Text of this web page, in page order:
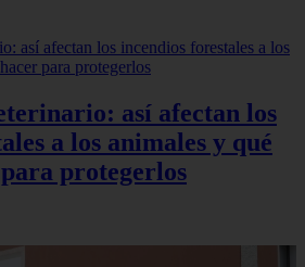
así afectan los
a los animales y qué
protegerlos